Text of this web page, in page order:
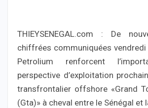
THIEYSENEGAL.com : De
chiffrées communiquées
Petrolium renforcent
perspective d’exploitation
transfrontalier offshore «Grand
(Gta)» à cheval entre le Sénégal et